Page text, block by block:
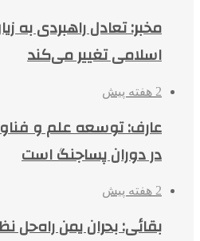
مخبر: تعادل راهبردی به
اسلامی تغییر می‌کند
2 هفته پیش
عارف: توسعه علم و
در دوران پساجنگ است
2 هفته پیش
بقائی: بحران یمن راه‌حل